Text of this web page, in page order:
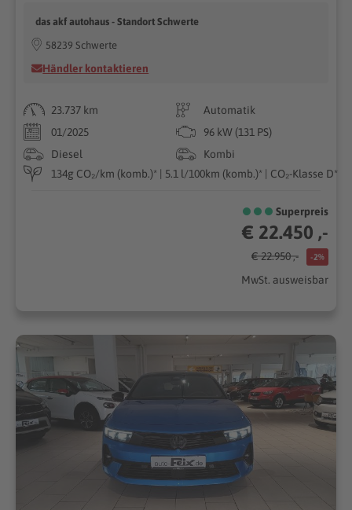
das akf autohaus - Standort Schwerte
58239 Schwerte
Händler kontaktieren
23.737 km
Automatik
01/2025
96 kW (131 PS)
Diesel
Kombi
134g CO₂/km (komb.)* | 5.1 l/100km (komb.)* | CO₂-Klasse D*
Superpreis
€ 22.450 ,-
€ 22.950 ,- -2%
MwSt. ausweisbar